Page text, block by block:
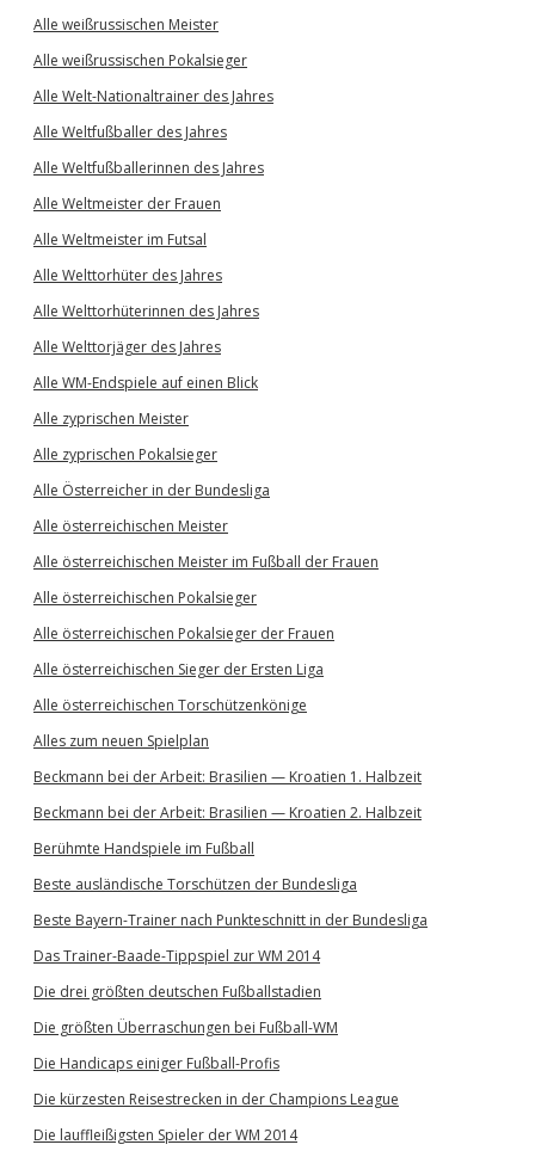
Alle weißrussischen Meister
Alle weißrussischen Pokalsieger
Alle Welt-Nationaltrainer des Jahres
Alle Weltfußballer des Jahres
Alle Weltfußballerinnen des Jahres
Alle Weltmeister der Frauen
Alle Weltmeister im Futsal
Alle Welttorhüter des Jahres
Alle Welttorhüterinnen des Jahres
Alle Welttorjäger des Jahres
Alle WM-Endspiele auf einen Blick
Alle zyprischen Meister
Alle zyprischen Pokalsieger
Alle Österreicher in der Bundesliga
Alle österreichischen Meister
Alle österreichischen Meister im Fußball der Frauen
Alle österreichischen Pokalsieger
Alle österreichischen Pokalsieger der Frauen
Alle österreichischen Sieger der Ersten Liga
Alle österreichischen Torschützenkönige
Alles zum neuen Spielplan
Beckmann bei der Arbeit: Brasilien — Kroatien 1. Halbzeit
Beckmann bei der Arbeit: Brasilien — Kroatien 2. Halbzeit
Berühmte Handspiele im Fußball
Beste ausländische Torschützen der Bundesliga
Beste Bayern-Trainer nach Punkteschnitt in der Bundesliga
Das Trainer-Baade-Tippspiel zur WM 2014
Die drei größten deutschen Fußballstadien
Die größten Überraschungen bei Fußball-WM
Die Handicaps einiger Fußball-Profis
Die kürzesten Reisestrecken in der Champions League
Die lauffleißigsten Spieler der WM 2014